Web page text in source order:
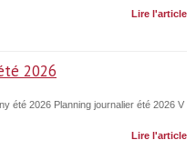
Lire l'article
2026
été 2026 Planning journalier été 2026 V
Lire l'article